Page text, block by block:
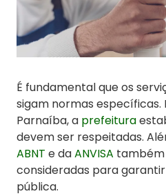
É fundamental que os
sigam normas específicas.
Parnaíba, a prefeitura
devem ser respeitadas.
ABNT e daANVISA
consideradas para
pública.